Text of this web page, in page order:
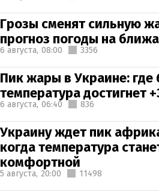
Грозы сменят сильную
прогноз погоды на
6 августа, 08:00 3356
Пик жары в Украине: где
температура достигнет
6 августа, 06:40 836
Украину ждет пик
когда температура
комфортной
5 августа, 20:00 11498